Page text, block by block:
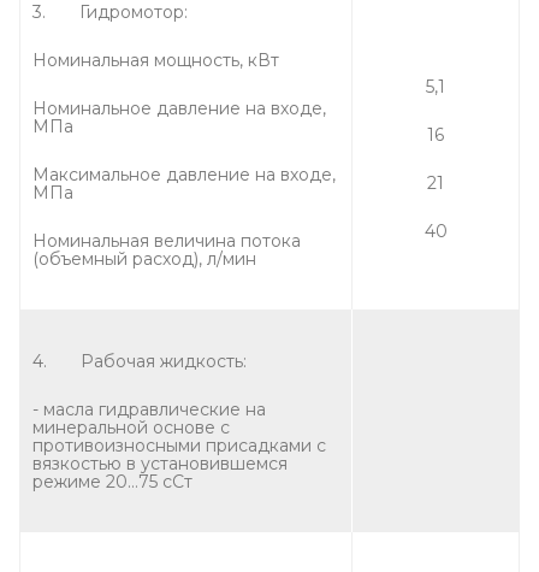
3. Гидромотор:
Номинальная мощность, кВт
Номинальное давление на входе,
МПа
Максимальное давление на входе,
МПа
Номинальная величина потока
(объемный расход), л/мин
5,1
16
21
40
4. Рабочая жидкость:
- масла гидравлические на
минеральной основе с
противоизносными присадками с
вязкостью в установившемся
режиме 20…75 сСт